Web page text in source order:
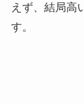
えず、結局高
す。